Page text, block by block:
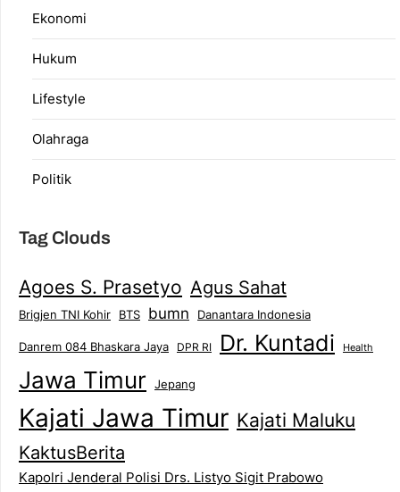
Ekonomi
Hukum
Lifestyle
Olahraga
Politik
Tag Clouds
Agoes S. Prasetyo Agus Sahat
Brigjen TNI Kohir BTS bumn Danantara Indonesia
Danrem 084 Bhaskara Jaya DPR RI Dr. Kuntadi Health
Jawa Timur Jepang
Kajati Jawa Timur Kajati Maluku
KaktusBerita
Kapolri Jenderal Polisi Drs. Listyo Sigit Prabowo